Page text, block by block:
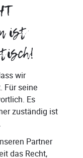
ist
wir
Für seine
Es
zuständig ist
Partner
das Recht,